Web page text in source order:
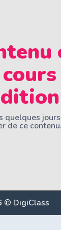
quelques
de ce contenu.
© DigiClass